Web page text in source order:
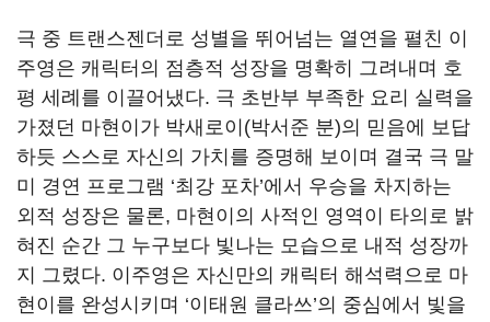
극 중 트랜스젠더로 성별을 뛰어넘는 열연을 펼친 이
주영은 캐릭터의 점층적 성장을 명확히 그려내며 호
평 세례를 이끌어냈다. 극 초반부 부족한 요리 실력을
가졌던 마현이가 박새로이 (박서준 분)의 믿음에 보답
하듯 스스로 자신의 가치를 증명해 보이며 결국 극 말
미 경연 프로그램 ‘최강 포차’에서 우승을 차지하는
외적 성장은 물론, 마현이의 사적인 영역이 타의로 밝
혀진 순간 그 누구보다 빛나는 모습으로 내적 성장까
지 그렸다. 이주영은 자신만의 캐릭터 해석력으로 마
현이를 완성시키며 ‘이태원 클라쓰’의 중심에서 빛을